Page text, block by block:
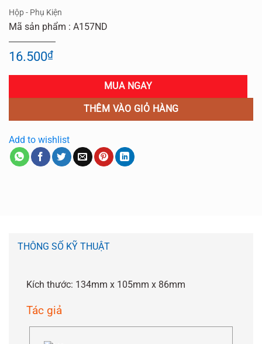
Hộp - Phụ Kiện
Mã sản phẩm : A157ND
16.500₫
MUA NGAY
THÊM VÀO GIỎ HÀNG
Add to wishlist
THÔNG SỐ KỸ THUẬT
Kích thước: 134mm x 105mm x 86mm
Tác giả